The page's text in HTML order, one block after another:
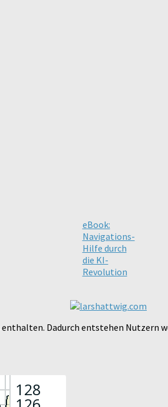
eBook:
Navigations-
Hilfe durch
die KI-
Revolution
Dadurch entstehen Nutzern